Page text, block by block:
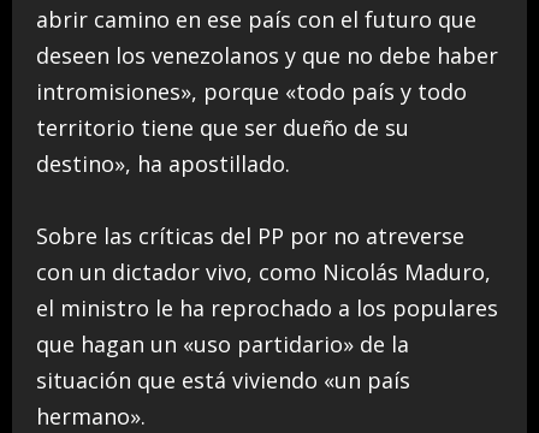
abrir camino en ese país con el futuro que
deseen los venezolanos y que no debe haber
intromisiones», porque «todo país y todo
territorio tiene que ser dueño de su
destino», ha apostillado.
Sobre las críticas del PP por no atreverse
con un dictador vivo, como Nicolás Maduro,
el ministro le ha reprochado a los populares
que hagan un «uso partidario» de la
situación que está viviendo «un país
hermano».